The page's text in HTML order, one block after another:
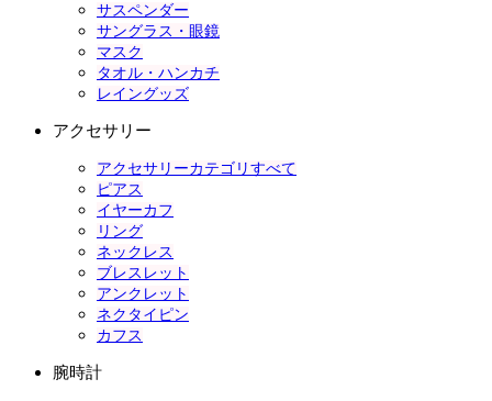
サスペンダー
サングラス・眼鏡
マスク
タオル・ハンカチ
レイングッズ
アクセサリー
アクセサリーカテゴリすべて
ピアス
イヤーカフ
リング
ネックレス
ブレスレット
アンクレット
ネクタイピン
カフス
腕時計